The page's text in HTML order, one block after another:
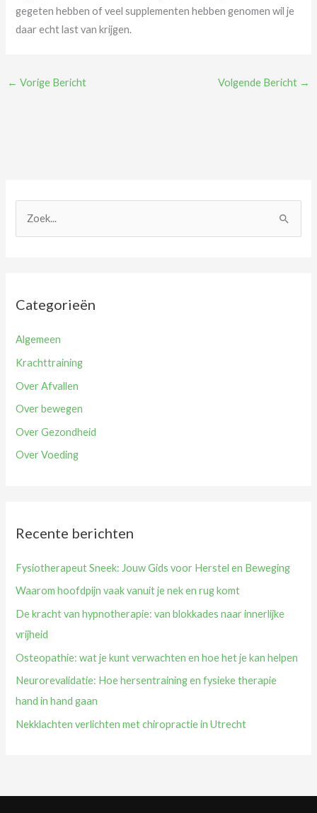
a
a
Categorieën
Algemeen
Krachttraining
Over Afvallen
Over bewegen
Over Gezondheid
Over Voeding
Recente berichten
Fysiotherapeut Sneek: Jouw Gids voor Herstel en Beweging
Waarom hoofdpijn vaak vanuit je nek en rug komt
De kracht van hypnotherapie: van blokkades naar innerlijke
vrijheid
Osteopathie: wat je kunt verwachten en hoe het je kan helpen
Neurorevalidatie: Hoe hersentraining en fysieke therapie
hand in hand gaan
Nekklachten verlichten met chiropractie in Utrecht
gegeten hebben of veel supplementen hebben genomen wil je
daar echt last van krijgen.
← Vorige Bericht Volgende Bericht →